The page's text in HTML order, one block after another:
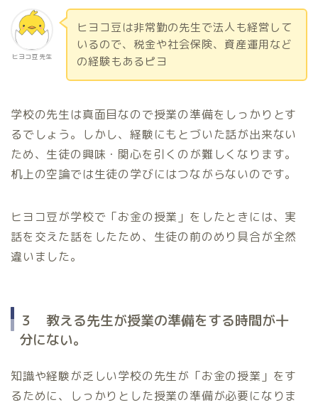
ヒヨコ豆 先生
ヒヨコ豆は非常勤の先生で法人も経営して
いるので、税金や社会保険、資産運用など
の経験もあるピヨ
学校の先生は真面目なので授業の準備をしっかりとす
るでしょう。しかし、経験にもとづいた話が出来ない
ため、生徒の興味・関心を引くのが難しくなります。
机上の空論では生徒の学びにはつながらないのです。
ヒヨコ豆が学校で「お金の授業」をしたときには、実
話を交えた話をしたため、生徒の前のめり具合が全然
違いました。
３ 教える先生が授業の準備をする時間が十
分にない。
知識や経験が乏しい学校の先生が「お金の授業」をす
るために、しっかりとした授業の準備が必要になりま